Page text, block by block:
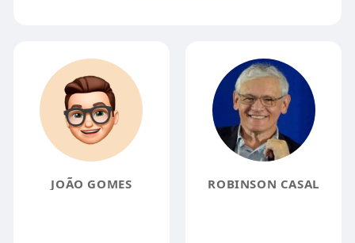
JOÃO GOMES ROBINSON CASAL